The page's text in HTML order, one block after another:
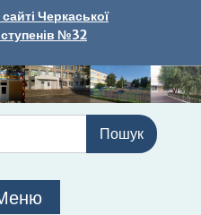
Черкаської
ступенів №32